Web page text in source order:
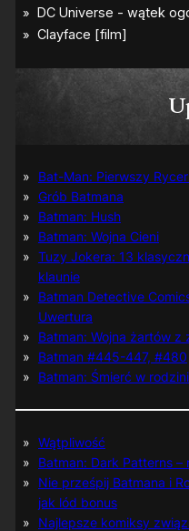
Bat-Man: Pierwszy
Grób Batmana
Batman: Hush
Batman: Wojna Cieni
Tuzy Jokera: 13
klaunie
Batman Detective
Uwertura
Batman: Wojna żartów z
Batman #445-447, #480
Batman: Śmierć w
Wątpliwość
Batman: Dark Patterns –
Nie prześpij Batmana i
jak lód bonus
Najlepsze komiksy